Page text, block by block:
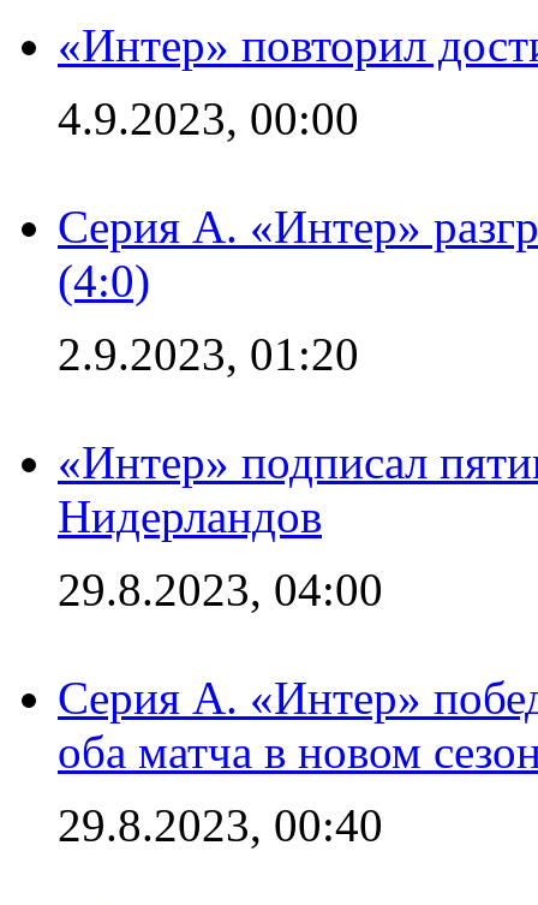
«Интер» повторил
4.9.2023, 00:00
Серия А. «Интер»
(4:0)
2.9.2023, 01:20
«Интер» подписал
Нидерландов
29.8.2023, 04:00
Серия А. «Интер»
оба матча в новом
29.8.2023, 00:40